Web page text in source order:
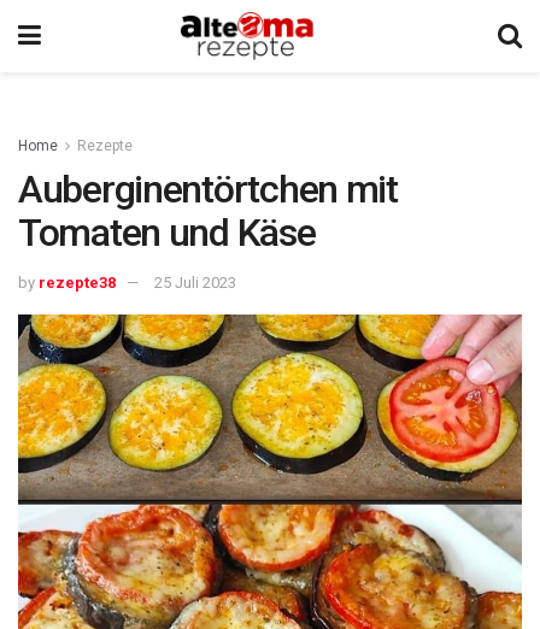
Home Rezepte
Auberginentörtchen mit
Tomaten und Käse
by rezepte38 25 Juli 2023